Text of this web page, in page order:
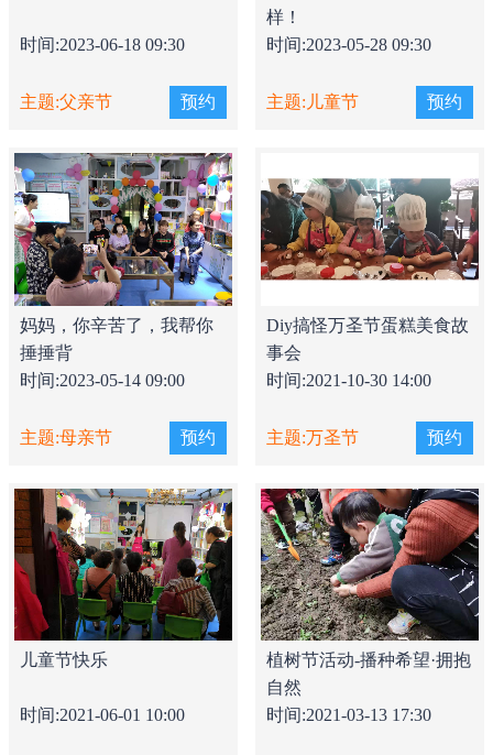
时间:2023-06-18 09:30
主题:父亲节 预约
样！
时间:2023-05-28 09:30
主题:儿童节 预约
妈妈，你辛苦了，我帮你
捶捶背
时间:2023-05-14 09:00
主题:母亲节 预约
Diy搞怪万圣节蛋糕美食故
事会
时间:2021-10-30 14:00
主题:万圣节 预约
儿童节快乐
时间:2021-06-01 10:00
植树节活动-播种希望·拥抱
自然
时间:2021-03-13 17:30